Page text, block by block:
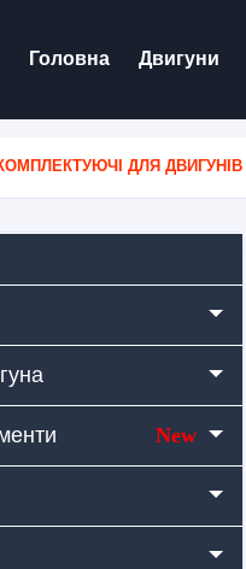
Головна Двигуни
ДЛЯ ДВИГУНІВ
New